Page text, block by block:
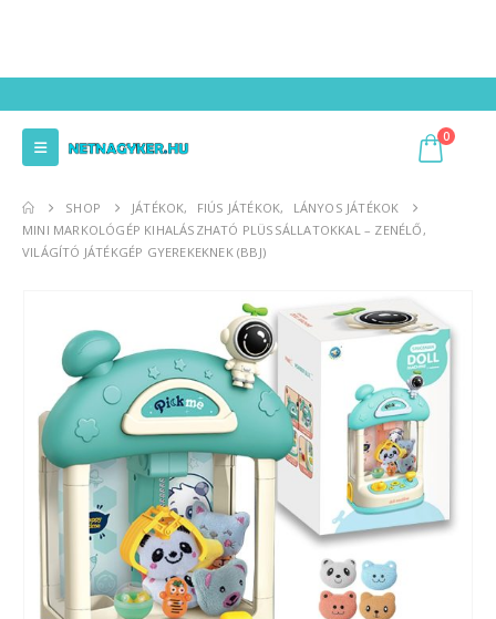
0
SHOP JÁTÉKOK, FIÚS JÁTÉKOK,
LÁNYOS JÁTÉKOK
MINI MARKOLÓGÉP KIHALÁSZHATÓ PLÜSSÁLLATOKKAL – ZENÉLŐ,
VILÁGÍTÓ JÁTÉKGÉP GYEREKEKNEK (BBJ)